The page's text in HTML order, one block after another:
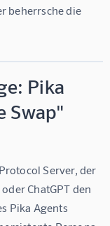
beherrsche die
Pika
Swap"
Server, der
ChatGPT den
Pika Agents